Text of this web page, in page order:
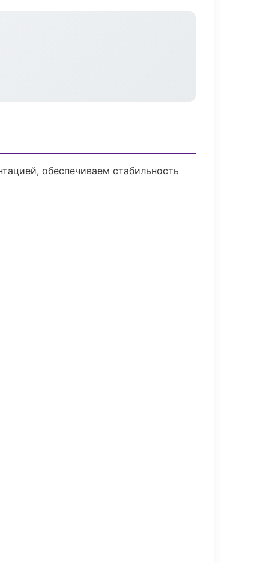
обеспечиваем стабильность